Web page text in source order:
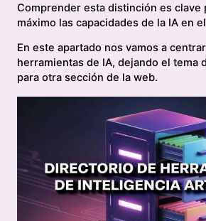
Comprender esta distinción es clave
máximo las capacidades de la IA en
En este apartado nos vamos a
herramientas de IA, dejando el tema
para otra sección de la web.